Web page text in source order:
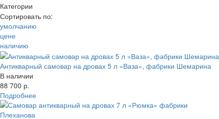
Категории
Цена
—
Материал
Производитель
Объем
Цвет
Год выпуска
Выбрано:
Показать товары
Антикварные самовары Б. Г. Тейле
Антикварные самовары Капырзина
Самовары ЗШВ
Самовары Тулпатронзавода
Самовары фабрики Баташева
Самовары фабрики Воронцова
Самовары фабрики Пучкова
Старинные самовары с медалями
Суксунские антикварные самовары
Фабрика Аленчикова и Зимина
Сортировать по:
умолчанию
цене
наличию
Антикварный самовар на дровах 5 л «Ваза», фабрики Шемарина
В наличии
88 700 р.
Подробнее